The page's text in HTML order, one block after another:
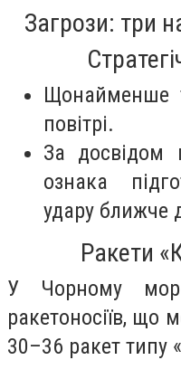
Загрози: три
Щонайменше
повітрі.
За досвідом
ознака
удару ближче
Ракети
У Чорному
ракетоносіїв, що
30–36 ракет типу